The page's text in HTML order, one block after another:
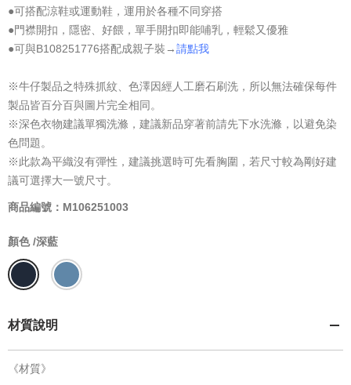
●可搭配涼鞋或運動鞋，運用於各種不同穿搭
●門襟開扣，隱密、好餵，單手開扣即能哺乳，輕鬆又優雅
●可與B108251776搭配成親子裝→請點我
※牛仔製品之特殊抓紋、色澤因經人工磨石刷洗，所以無法確保每件
製品皆百分百與圖片完全相同。
※深色衣物建議單獨洗滌，建議新品穿著前請先下水洗滌，以避免染
色問題。
※此款為平織沒有彈性，建議挑選時可先看胸圍，若尺寸較為剛好建
議可選擇大一號尺寸。
商品編號：M106251003
顏色 /深藍
材質說明
《材質》